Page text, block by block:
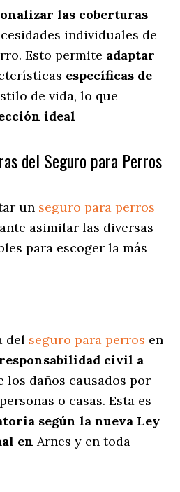
las coberturas
individuales de
Esto permite adaptar
específicas de
de vida, lo que
ideal
del Seguro para Perros
un seguro para perros
asimilar las diversas
para escoger la más
del seguro para perros en
responsabilidad civil a
los daños causados por
o casas. Esta es
según la nueva Ley
en Arnes y en toda